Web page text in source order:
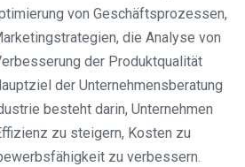
von Geschäftsprozessen,
die Analyse von
der Produktqualität
der Unternehmensberatung
besteht darin, Unternehmen
zu steigern, Kosten zu
zu verbessern.